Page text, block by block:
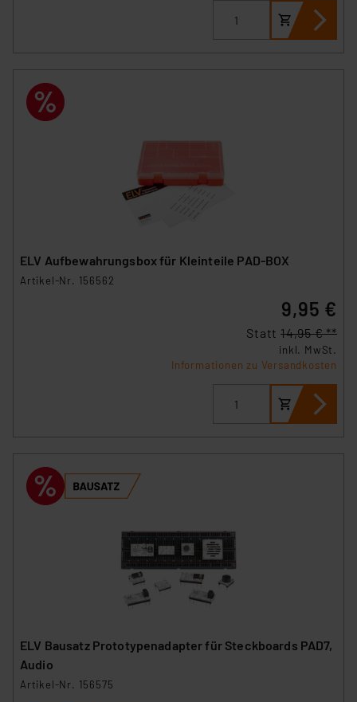
Impressum
ELV Aufbewahrungsbox für Kleinteile PAD-BOX
Artikel-Nr. 156562
9,95 €
Statt 14,95 € **
inkl. MwSt.
Informationen zu Versandkosten
ELV Bausatz Prototypenadapter für Steckboards PAD7,
Audio
Artikel-Nr. 156575